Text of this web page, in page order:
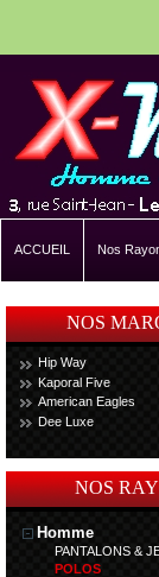
ACCUEIL Nos
NOS
Hip Way
Kaporal Five
American Eagles
Dee Luxe
NOS
Homme
PANTALONS &
POLOS